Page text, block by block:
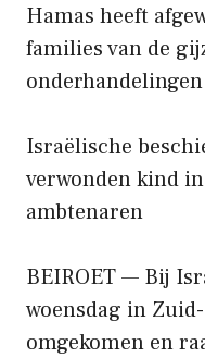
Hamas heeft
families van de
Israëlische
verwonden kind
ambtenaren
BEIROET — Bij
woensdag in
omgekomen en